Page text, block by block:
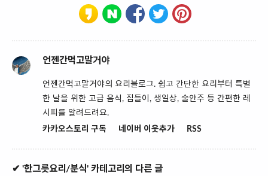
언젠간먹고말거야
언젠간먹고말거야의 요리블로그. 쉽고 간단한 요리부터 특별
한 날을 위한 고급 음식, 집들이, 생일상, 술안주 등 간편한 레
시피를 알려드려요.
카카오스토리 구독
네이버 이웃추가 RSS
✔ '한그릇요리/분식' 카테고리의 다른 글